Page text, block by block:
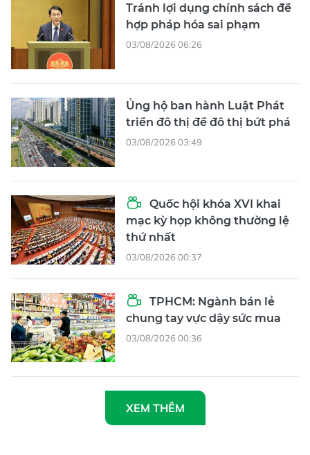
Tránh lợi dụng chính sách để
hợp pháp hóa sai phạm
03/08/2026 06:26
Ủng hộ ban hành Luật Phát
triển đô thị để đô thị bứt phá
03/08/2026 03:49
Quốc hội khóa XVI khai
mạc kỳ họp không thường lệ
thứ nhất
03/08/2026 00:37
TPHCM: Ngành bán lẻ
chung tay vực dậy sức mua
03/08/2026 00:36
XEM THÊM